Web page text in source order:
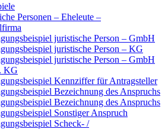
Personen – Eheleute –
juristische Person – GmbH
juristische Person – KG
juristische Person – GmbH
KG
Kennziffer für Antragsteller
Bezeichnung des Anspruchs
Bezeichnung des Anspruchs
Sonstiger Anspruch
Scheck- /